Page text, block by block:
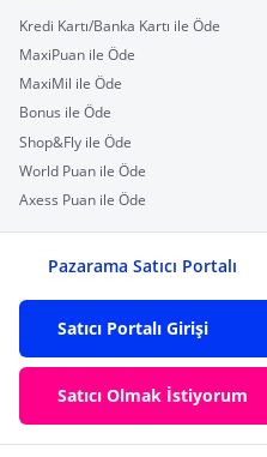
Kredi Kartı/Banka Kartı ile Öde
MaxiPuan ile Öde
MaxiMil ile Öde
Bonus ile Öde
Shop&Fly ile Öde
World Puan ile Öde
Axess Puan ile Öde
Pazarama Satıcı Portalı
Satıcı Portalı Girişi
Satıcı Olmak İstiyorum